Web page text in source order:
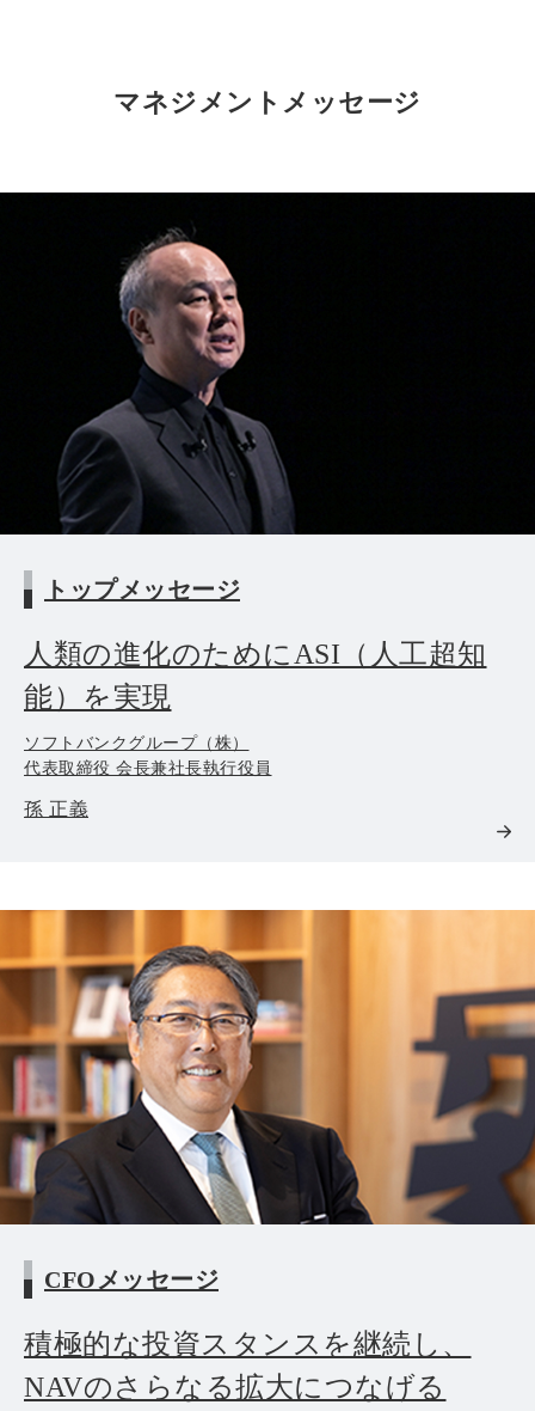
マネジメントメッセージ
トップメッセージ
⼈類の進化のためにASI（⼈⼯超知
能）を実現
ソフトバンクグループ（株）
代表取締役 会長兼社長執行役員
孫 正義
CFOメッセージ
積極的な投資スタンスを継続し、
NAVのさらなる拡大につなげる